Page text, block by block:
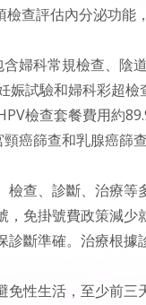
查評估內分泌功能
婦科常規檢查、陰
娠試驗和婦科彩超
檢查套餐費用約
癌篩查和乳腺癌篩
查、診斷、治療等
免掛號費政策減少
斷準確。治療根據
性生活，至少前三